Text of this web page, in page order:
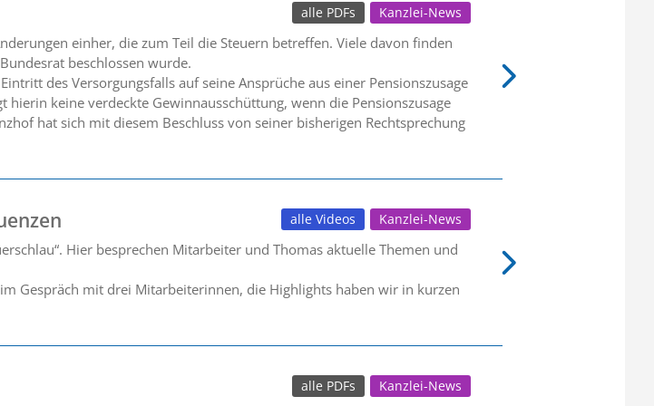
Kanzlei-News
alle PDFs
einher, die zum Teil die Steuern betreffen. Viele davon finden
beschlossen wurde.
des Versorgungsfalls auf seine Ansprüche aus einer Pensionszusage
keine verdeckte Gewinnausschüttung, wenn die Pensionszusage
hat sich mit diesem Beschluss von seiner bisherigen Rechtsprechung
Kanzlei-News
alle Videos
Hier besprechen Mitarbeiter und Thomas aktuelle Themen und
Gespräch mit drei Mitarbeiterinnen, die Highlights haben wir in kurzen
Kanzlei-News
alle PDFs